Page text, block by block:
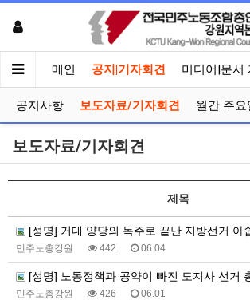
메인 공지|기자회견 미디어|문서
공지사항 보도자료/기자회견 월간 주요
보도자료/기자회견
제목
[성명] 거대 양당의 독주로 끝난 지방선거 아
민주노총강원 442 06.04
[성명] 노동정책과 공약이 빠진 도지사 선거
민주노총강원 426 06.01